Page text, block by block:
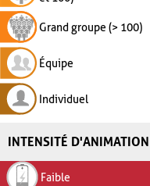
Grand groupe (> 100)
Équipe
Individuel
INTENSITÉ D'ANIMATION
Faible